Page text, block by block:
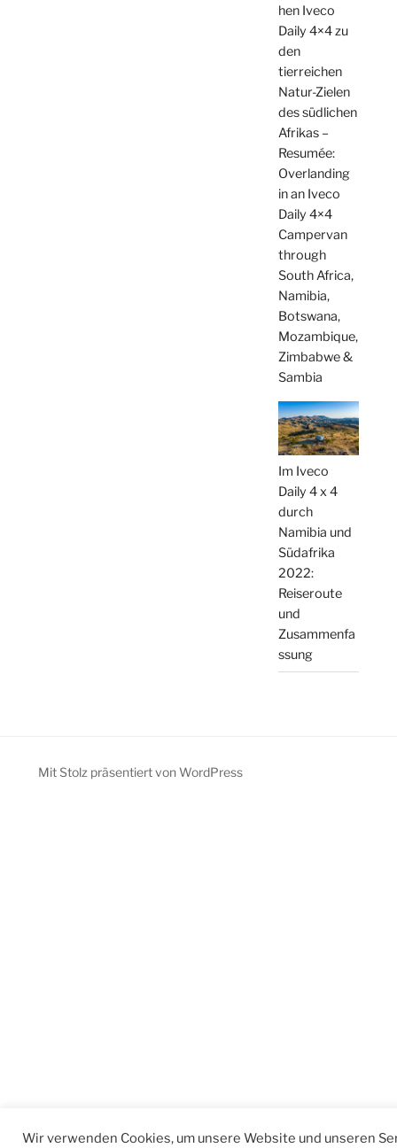
hen Iveco
Daily 4×4 zu
den
tierreichen
Natur-Zielen
des südlichen
Afrikas –
Resumée:
Overlanding
in an Iveco
Daily 4×4
Campervan
through
South Africa,
Namibia,
Botswana,
Mozambique,
Zimbabwe &
Sambia
Im Iveco
Daily 4 x 4
durch
Namibia und
Südafrika
2022:
Reiseroute
und
Zusammenfa
ssung
Mit Stolz präsentiert von WordPress
Wir verwenden Cookies, um unsere Website und unseren